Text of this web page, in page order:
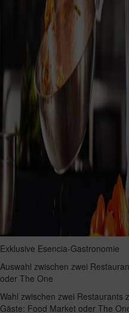
Exklusive Esencia-Gastronomie
Auswahl zwischen zwei
oder The One
Wahl zwischen zwei Restaurants
Gäste: Food Market oder The